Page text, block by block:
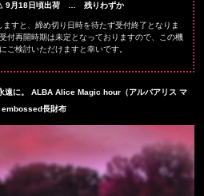
9月18日頃出荷 … 残りわずか
ますと、締め切り日時を待たず受付終了となりま
付再開時期は未定となっておりますので、この機
ご検討いただけますと幸いです。
遠に。 ALBA Alice Magic hour（アルバアリス マ
embossed長財布